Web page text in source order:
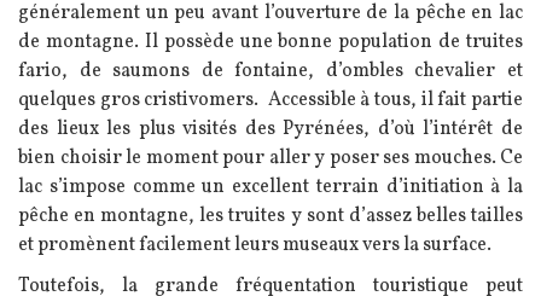
généralement un peu avant l’ouverture de la pêche en lac
de montagne. Il possède une bonne population de truites
fario, de saumons de fontaine, d’ombles chevalier et
quelques gros cristivomers. Accessible à tous, il fait partie
des lieux les plus visités des Pyrénées, d’où l’intérêt de
bien choisir le moment pour aller y poser ses mouches. Ce
lac s’impose comme un excellent terrain d’initiation à la
pêche en montagne, les truites y sont d’assez belles tailles
et promènent facilement leurs museaux vers la surface.
Toutefois, la grande fréquentation touristique peut